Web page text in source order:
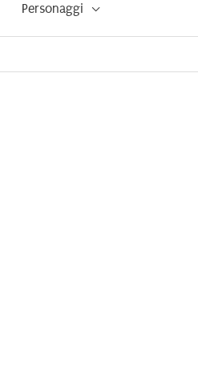
Personaggi